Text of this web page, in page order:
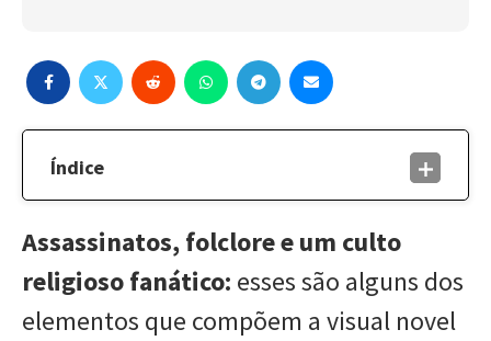
Índice
Assassinatos, folclore e um culto
religioso fanático: esses são alguns dos
elementos que compõem a visual novel